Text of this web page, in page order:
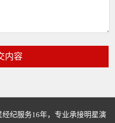
内容
经纪服务16年，专业承接明星演